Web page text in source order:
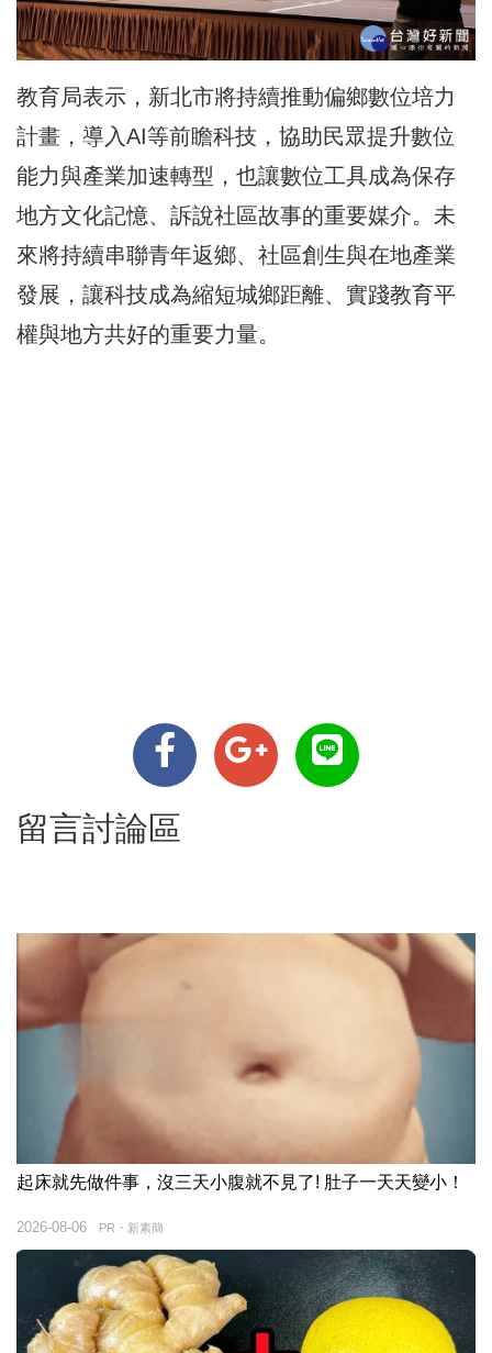
教育局表示，新北市將持續推動偏鄉數位培力
計畫，導入AI等前瞻科技，協助民眾提升數位
能力與產業加速轉型，也讓數位工具成為保存
地方文化記憶、訴說社區故事的重要媒介。未
來將持續串聯青年返鄉、社區創生與在地產業
發展，讓科技成為縮短城鄉距離、實踐教育平
權與地方共好的重要力量。
留言討論區
起床就先做件事，沒三天小腹就不見了! 肚子一天天變小！
PR・新素簡
2026-08-06